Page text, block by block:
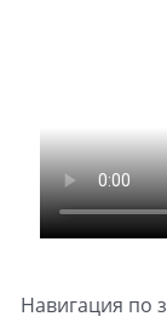
Навигация по